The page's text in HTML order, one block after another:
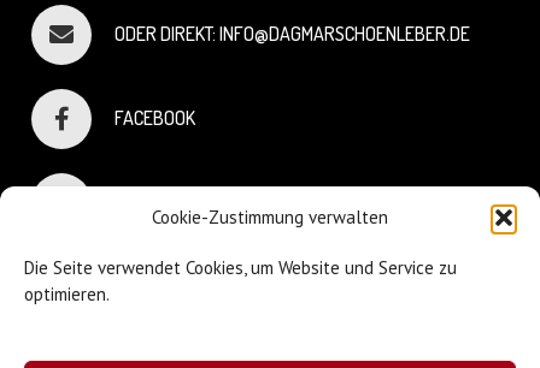
Cookie-Zustimmung verwalten
Die Seite verwendet Cookies, um Website und Service zu
optimieren.
ODER DIREKT: INFO@DAGMARSCHOENLEBER.DE
FACEBOOK